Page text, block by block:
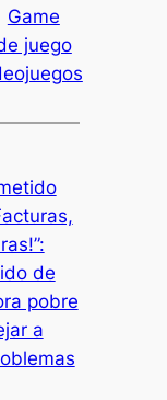
Game
juego
de
pobre
a